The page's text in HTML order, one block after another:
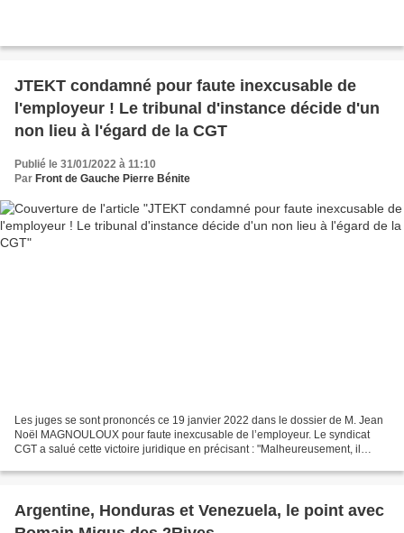
JTEKT condamné pour faute inexcusable de
l'employeur ! Le tribunal d'instance décide d'un
non lieu à l'égard de la CGT
Publié le 31/01/2022 à 11:10
Par Front de Gauche Pierre Bénite
Les juges se sont prononcés ce 19 janvier 2022 dans le dossier de M. Jean
Noël MAGNOULOUX pour faute inexcusable de l’employeur. Le syndicat
CGT a salué cette victoire juridique en précisant : "Malheureusement, il
Argentine, Honduras et Venezuela, le point avec